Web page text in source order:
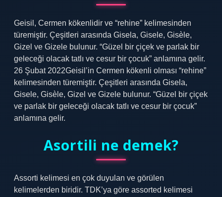
Geisil, Cermen kökenlidir ve “rehine” kelimesinden
türemiştir. Çeşitleri arasında Gisela, Gisele, Gisèle,
Gizel ve Gizele bulunur. “Güzel bir çiçek ve parlak bir
geleceği olacak tatlı ve cesur bir çocuk” anlamına gelir.
26 Şubat 2022Geisil’in Cermen kökenli olması “rehine”
kelimesinden türemiştir. Çeşitleri arasında Gisela,
Gisele, Gisèle, Gizel ve Gizele bulunur. “Güzel bir çiçek
ve parlak bir geleceği olacak tatlı ve cesur bir çocuk”
anlamına gelir.
Asortili ne demek?
Assorti kelimesi en çok duyulan ve görülen
kelimelerden biridir. TDK’ya göre assorted kelimesi